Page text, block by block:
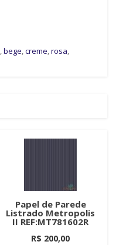
,bege,creme,rosa,
Papel de Parede
Listrado Metropolis
II REF:MT781602R
R$ 200,00